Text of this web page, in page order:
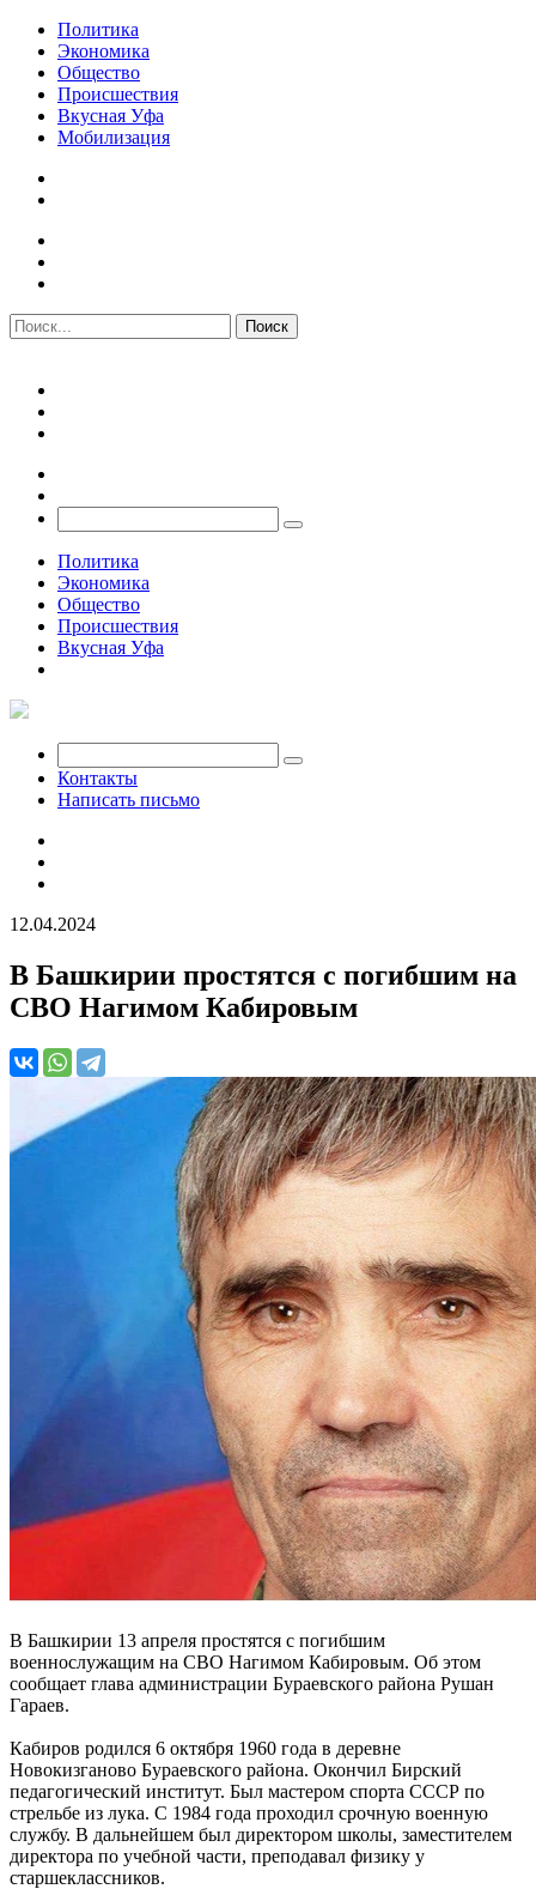
Политика
Экономика
Общество
Происшествия
Вкусная Уфа
Мобилизация
Политика
Экономика
Общество
Происшествия
Вкусная Уфа
Контакты
Написать письмо
12.04.2024
В Башкирии простятся с погибшим на
СВО Нагимом Кабировым
В Башкирии 13 апреля простятся с погибшим
военнослужащим на СВО Нагимом Кабировым. Об этом
сообщает глава администрации Бураевского района Рушан
Гараев.
Кабиров родился 6 октября 1960 года в деревне
Новокизганово Бураевского района. Окончил Бирский
педагогический институт. Был мастером спорта СССР по
стрельбе из лука. С 1984 года проходил срочную военную
службу. В дальнейшем был директором школы, заместителем
директора по учебной части, преподавал физику у
старшеклассников.